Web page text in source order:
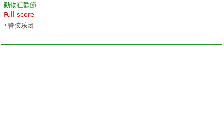
動物狂歡節
Full score
管弦乐团